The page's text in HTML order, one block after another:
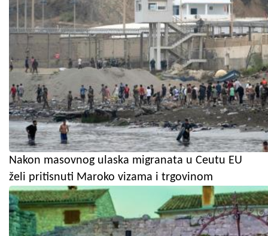
Nakon masovnog ulaska migranata u Ceutu EU
želi pritisnuti Maroko vizama i trgovinom